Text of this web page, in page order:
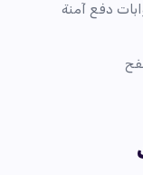
دفع آمنة